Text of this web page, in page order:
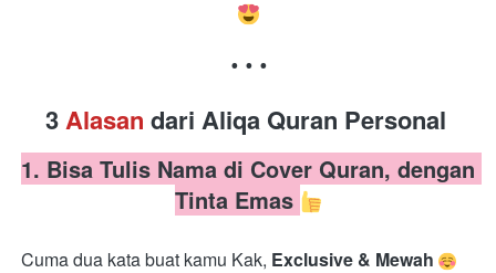
. . .
3 Alasan dari Aliqa Quran Personal
1. Bisa Tulis Nama di Cover Quran, dengan
Tinta Emas
Cuma dua kata buat kamu Kak, Exclusive & Mewah